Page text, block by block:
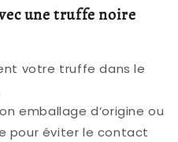
une truffe noire
votre truffe dans le
emballage d’origine ou
pour éviter le contact